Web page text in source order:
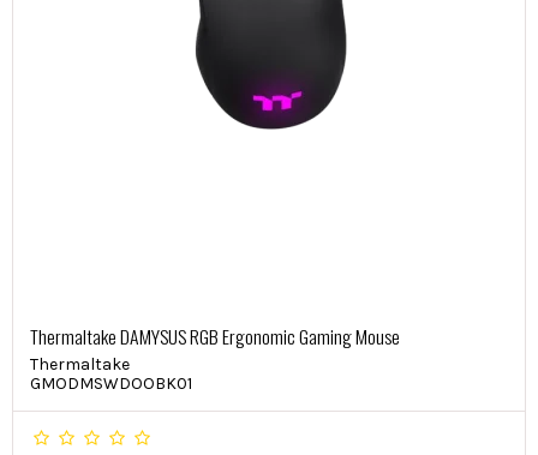
Thermaltake DAMYSUS RGB Ergonomic Gaming Mouse
Thermaltake
GMODMSWDOOBK01